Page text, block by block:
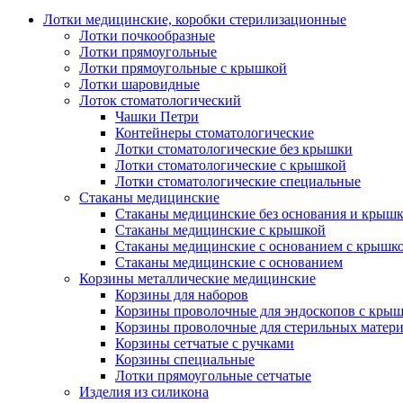
Лотки медицинские, коробки стерилизационные
Лотки почкообразные
Лотки прямоугольные
Лотки прямоугольные с крышкой
Лотки шаровидные
Лоток стоматологический
Чашки Петри
Контейнеры стоматологические
Лотки стоматологические без крышки
Лотки стоматологические с крышкой
Лотки стоматологические специальные
Стаканы медицинские
Стаканы медицинские без основания и
Стаканы медицинские с крышкой
Стаканы медицинские с основанием с
Стаканы медицинские с основанием
Корзины металлические медицинские
Корзины для наборов
Корзины проволочные для эндоскопов с
Корзины проволочные для стерильных
Корзины сетчатые с ручками
Корзины специальные
Лотки прямоугольные сетчатые
Изделия из силикона